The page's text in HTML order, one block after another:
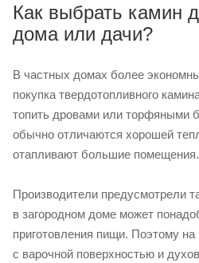
Как выбрать камин
дома или дачи?
В частных домах более
покупка твердотопливного
топить дровами или торфяными
обычно отличаются хорошей
отапливают большие помещения.
Производители предусмотрели
в загородном доме может
приготовления пищи. Поэтому
с варочной поверхностью и